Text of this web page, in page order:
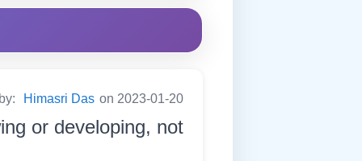
Himasri Das on 2023-01-20
or developing, not